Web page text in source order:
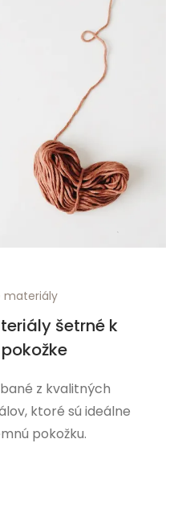
materiály
šetrné k
z kvalitných
ktoré sú ideálne
pokožku.